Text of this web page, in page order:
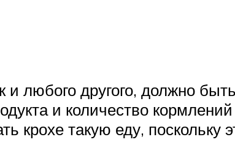
и любого другого, должно
и количество
крохе такую еду, поскольку